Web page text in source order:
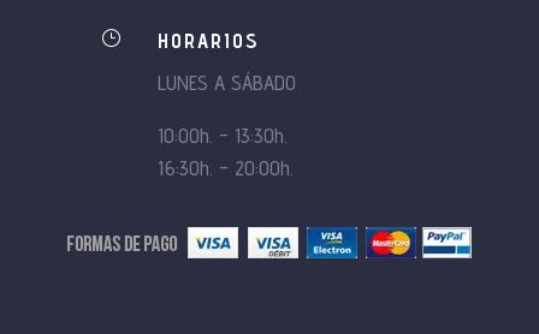
}
HORARIOS
LUNES A SÁBADO
10:00h. – 13:30h.
16:30h. – 20:00h.